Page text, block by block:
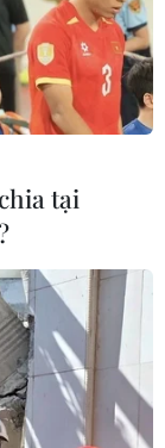
khiến 6
tại